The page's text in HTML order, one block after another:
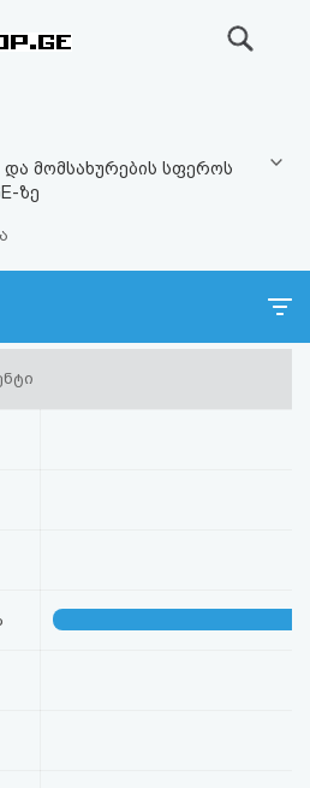
და მომსახურების სფეროს
ზე